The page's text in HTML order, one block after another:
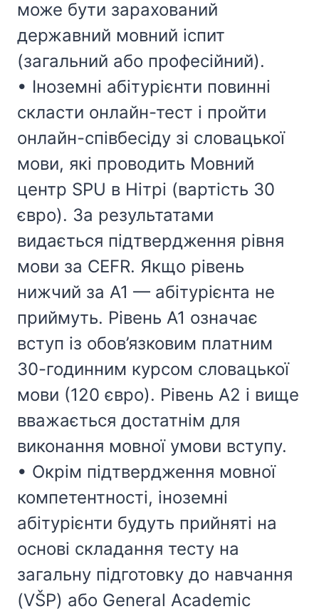
може бути зарахований
державний мовний іспит
(загальний або професійний).
• Іноземні абітурієнти повинні
скласти онлайн-тест і пройти
онлайн-співбесіду зі словацької
мови, які проводить Мовний
центр SPU в Нітрі (вартість 30
євро). За результатами
видається підтвердження рівня
мови за CEFR. Якщо рівень
нижчий за A1 — абітурієнта не
приймуть. Рівень A1 означає
вступ із обов’язковим платним
30-годинним курсом словацької
мови (120 євро). Рівень A2 і вище
вважається достатнім для
виконання мовної умови вступу.
• Окрім підтвердження мовної
компетентності, іноземні
абітурієнти будуть прийняті на
основі складання тесту на
загальну підготовку до навчання
(VŠP) або General Academic